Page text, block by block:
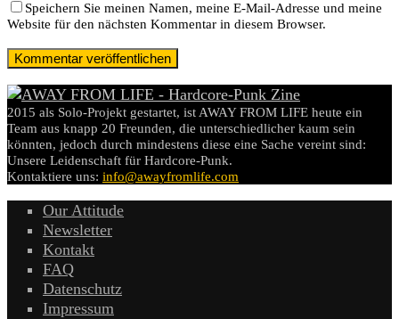
Speichern Sie meinen Namen, meine E-Mail-Adresse und meine
Website für den nächsten Kommentar in diesem Browser.
2015 als Solo-Projekt gestartet, ist AWAY FROM LIFE heute ein
Team aus knapp 20 Freunden, die unterschiedlicher kaum sein
könnten, jedoch durch mindestens diese eine Sache vereint sind:
Unsere Leidenschaft für Hardcore-Punk.
Kontaktiere uns: info@awayfromlife.com
Our Attitude
Newsletter
Kontakt
FAQ
Datenschutz
Impressum